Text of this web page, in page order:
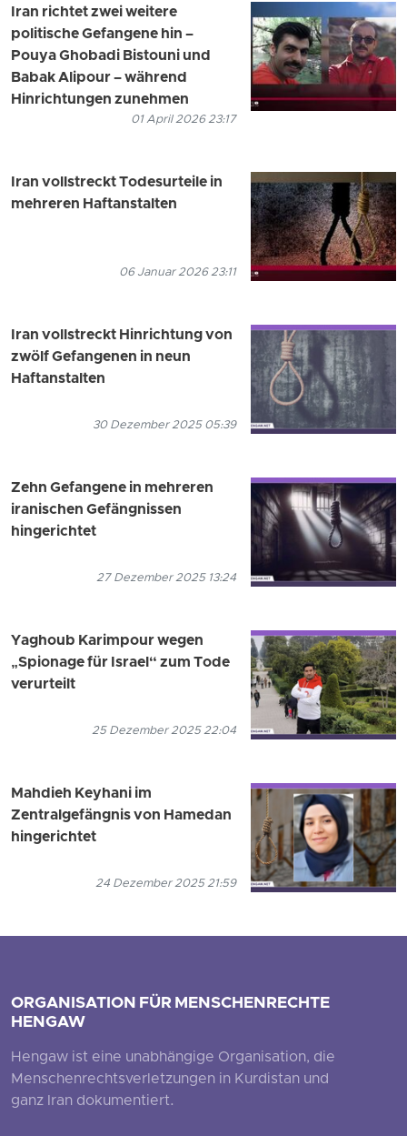
Iran richtet zwei weitere
politische Gefangene hin –
Pouya Ghobadi Bistouni und
Babak Alipour – während
Hinrichtungen zunehmen
01 April 2026 23:17
Iran vollstreckt Todesurteile in
mehreren Haftanstalten
06 Januar 2026 23:11
Iran vollstreckt Hinrichtung von
zwölf Gefangenen in neun
Haftanstalten
30 Dezember 2025 05:39
Zehn Gefangene in mehreren
iranischen Gefängnissen
hingerichtet
27 Dezember 2025 13:24
Yaghoub Karimpour wegen
„Spionage für Israel“ zum Tode
verurteilt
25 Dezember 2025 22:04
Mahdieh Keyhani im
Zentralgefängnis von Hamedan
hingerichtet
24 Dezember 2025 21:59
ORGANISATION FÜR MENSCHENRECHTE
HENGAW
Hengaw ist eine unabhängige Organisation, die
Menschenrechtsverletzungen in Kurdistan und
ganz Iran dokumentiert.